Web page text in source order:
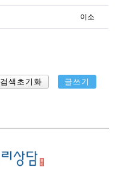
이소
검색초기화 글쓰기